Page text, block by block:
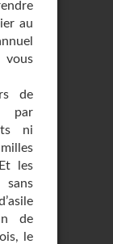
au
vous
de
par
ni
les
de
le